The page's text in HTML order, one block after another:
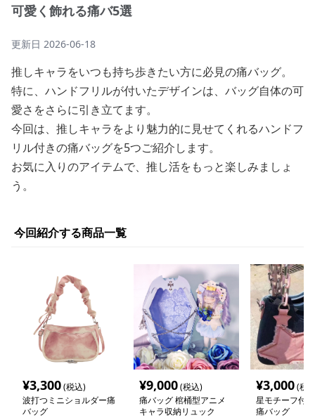
可愛く飾れる痛バ5選
更新日 2026-06-18
推しキャラをいつも持ち歩きたい方に必見の痛バッグ。
特に、ハンドフリルが付いたデザインは、バッグ自体の可
愛さをさらに引き立てます。
今回は、推しキャラをより魅力的に見せてくれるハンドフ
リル付きの痛バッグを5つご紹介します。
お気に入りのアイテムで、推し活をもっと楽しみましょ
う。
今回紹介する商品一覧
¥3,300(税込)
波打つミニショルダー痛
バッグ
¥9,000(税込)
痛バッグ 棺桶型アニメ
キャラ収納リュック
¥3,000(税
星モチーフ付
痛バッグ